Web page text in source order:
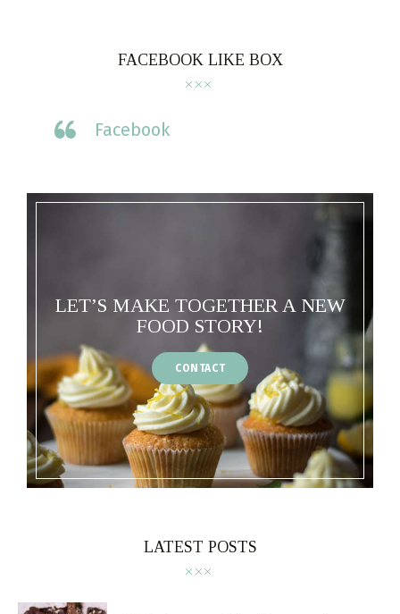
FACEBOOK LIKE BOX
Facebook
LET’S MAKE TOGETHER A NEW
FOOD STORY!
CONTACT
LATEST POSTS